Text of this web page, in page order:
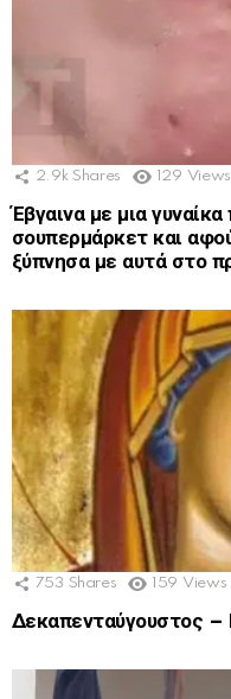
2.9k Shares 129 Views
Έβγαινα με μια
σουπερμάρκετ και
ξύπνησα με αυτά στο
753 Shares 159 Views
Δεκαπενταύγουστος –